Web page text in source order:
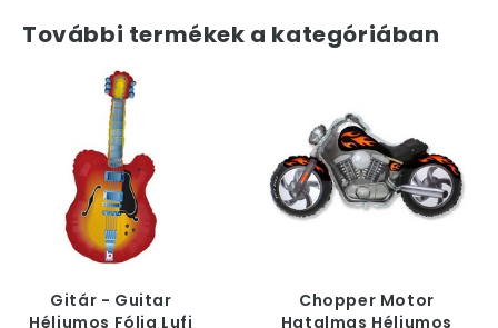
További termékek a kategóriában
Gitár - Guitar
Héliumos Fólia Lufi
Chopper Motor
Hatalmas Héliumos